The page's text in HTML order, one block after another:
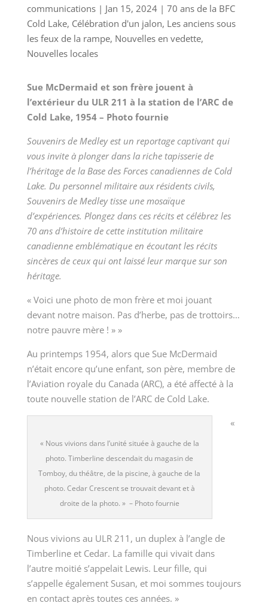
communications| Jan 15, 2024| 70 ans de la BFC
Cold Lake, Célébration d'un jalon, Les anciens sous
les feux de la rampe, Nouvelles en vedette,
Nouvelles locales
Sue McDermaid et son frère jouent à
l’extérieur du ULR 211 à la station de l’ARC de
Cold Lake, 1954 – Photo fournie
Souvenirs de Medley est un reportage captivant qui
vous invite à plonger dans la riche tapisserie de
l’héritage de la Base des Forces canadiennes de Cold
Lake. Du personnel militaire aux résidents civils,
Souvenirs de Medley tisse une mosaïque
d’expériences. Plongez dans ces récits et célébrez les
70 ans d’histoire de cette institution militaire
canadienne emblématique en écoutant les récits
sincères de ceux qui ont laissé leur marque sur son
héritage.
« Voici une photo de mon frère et moi jouant
devant notre maison. Pas d’herbe, pas de trottoirs…
notre pauvre mère ! » »
Au printemps 1954, alors que Sue McDermaid
n’était encore qu’une enfant, son père, membre de
l’Aviation royale du Canada (ARC), a été affecté à la
toute nouvelle station de l’ARC de Cold Lake.
« Nous vivions dans l’unité située à gauche de la
photo. Timberline descendait du magasin de
Tomboy, du théâtre, de la piscine, à gauche de la
photo. Cedar Crescent se trouvait devant et à
droite de la photo. »– Photo fournie
«
Nous vivions au ULR 211, un duplex à l’angle de
Timberline et Cedar. La famille qui vivait dans
l’autre moitié s’appelait Lewis. Leur fille, qui
s’appelle également Susan, et moi sommes toujours
en contact après toutes ces années. »